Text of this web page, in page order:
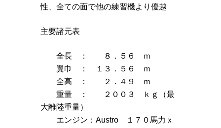
性、全ての面で他の練習機より優越
主要諸元表
全長 ： ８．５６ ｍ
翼巾 ： １３．５６ ｍ
全高 ： ２．４９ ｍ
重量 ： ２００３ ｋｇ（最
大離陸重量）
エンジン：Austro １７０馬力ｘ